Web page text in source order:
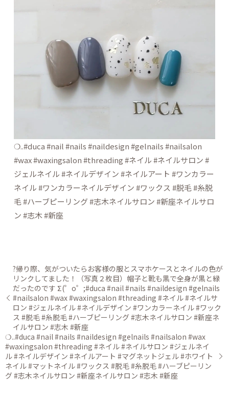
❍..#duca #nail #nails #naildesign #gelnails #nailsalon
#wax #waxingsalon #threading #ネイル #ネイルサロン #
ジェルネイル #ネイルデザイン #ネイルアート #ワンカラー
ネイル #ワンカラーネイルデザイン #ワックス #脱毛 #糸脱
毛 #ハーブピーリング #志木ネイルサロン #新座ネイルサロ
ン #志木 #新座
?帰り際、気がついたらお客様の服とスマホケースとネイルの色が
リンクしてました！（写真２枚目）帽子と靴も黒で全身が黒と緑
だったのです Σ(゜o゜;#duca #nail #nails #naildesign #gelnails
#nailsalon #wax #waxingsalon #threading #ネイル #ネイルサ
ロン #ジェルネイル #ネイルデザイン #ワンカラーネイル #ワック
ス #脱毛 #糸脱毛 #ハーブピーリング #志木ネイルサロン #新座ネ
イルサロン #志木 #新座
❍..#duca #nail #nails #naildesign #gelnails #nailsalon #wax
#waxingsalon #threading #ネイル #ネイルサロン #ジェルネイ
ル #ネイルデザイン #ネイルアート #マグネットジェル #ホワイト
ネイル #マットネイル #ワックス #脱毛 #糸脱毛 #ハーブピーリン
グ #志木ネイルサロン #新座ネイルサロン #志木 #新座